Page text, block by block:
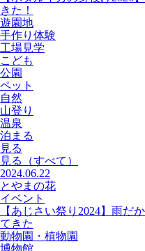
きた！
遊園地
手作り体験
工場見学
こども
公園
ペット
自然
山登り
温泉
泊まる
見る
見る
（すべて）
2024.06.22
とやまの花
イベント
【あじさい祭り2024】雨だ
てきた
動物園・植物園
博物館